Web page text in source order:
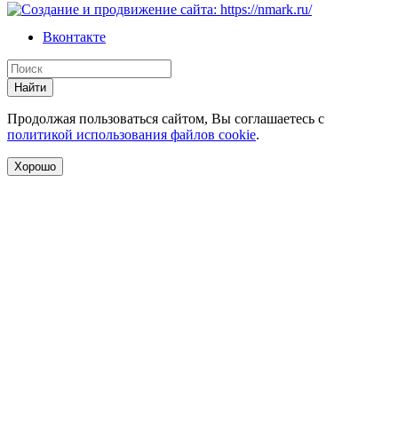
Вконтакте
Найти
Продолжая пользоваться сайтом, Вы соглашаетесь с
политикой использования файлов cookie.
Хорошо